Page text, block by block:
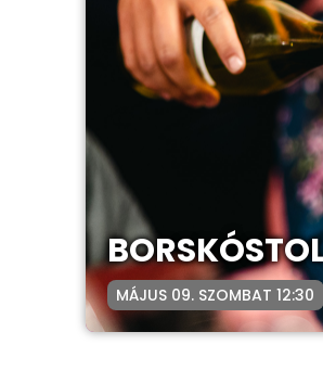
MÁJUS 09. SZOMBAT 12:30